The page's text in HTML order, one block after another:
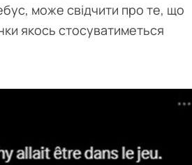
може свідчити про те, що
якось стосуватиметься